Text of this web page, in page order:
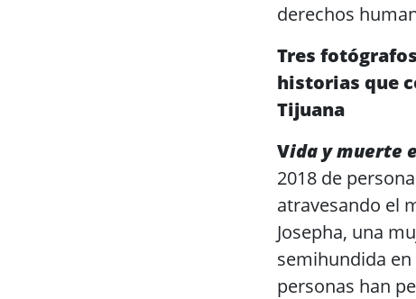
derechos
Tres
historias que
Tijuana
Vida y muerte
2018 de
atravesando el
Josepha, una
semihundida
personas han